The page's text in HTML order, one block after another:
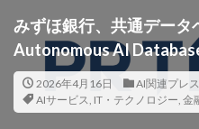
みずほ銀行、共通デー
Autonomous AI
2026年4月16日
AI関連プレ
AIサービス, IT・テクノロジー, 金